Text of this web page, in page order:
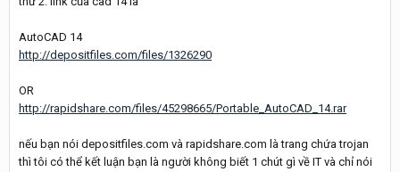
AutoCAD 14
http://depositfiles.com/files/1326290
OR
http://rapidshare.com/files/45298665/Portable_AutoCAD_14.rar
nếu bạn nói depositfiles.com và rapidshare.com là trang chứa trojan
thì tôi có thể kết luận bạn là người không biết 1 chút gì về IT và chỉ nói